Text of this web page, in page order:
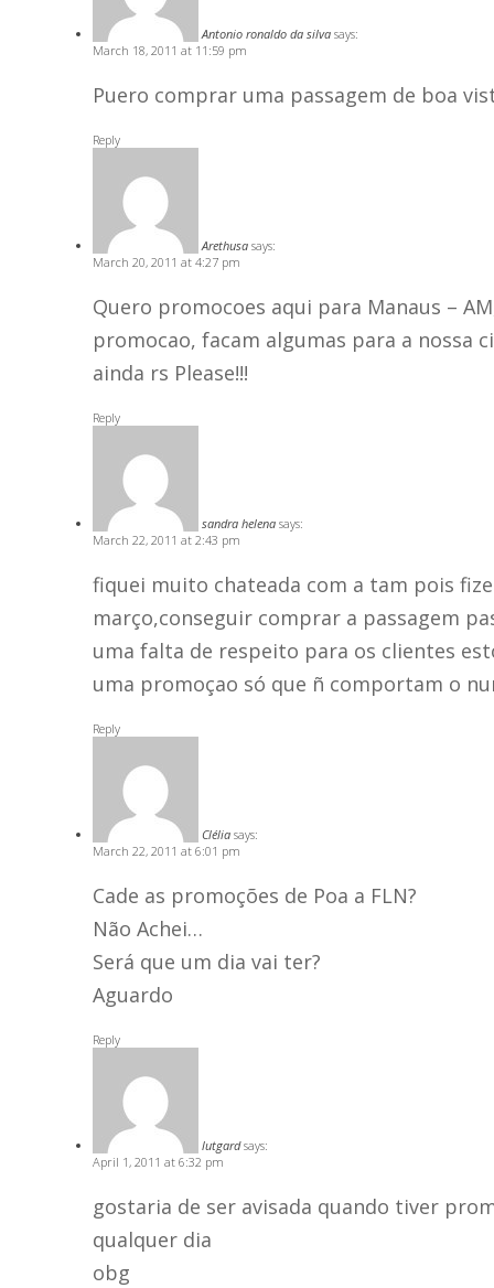
Antonio ronaldo da silva says:
March 18, 2011 at 11:59 pm
Puero comprar uma passagem de boa
Reply
Arethusa says:
March 20, 2011 at 4:27 pm
Quero promocoes aqui para Manaus –
promocao, facam algumas para a nossa
ainda rs Please!!!
Reply
sandra helena says:
March 22, 2011 at 2:43 pm
fiquei muito chateada com a tam pois
março,conseguir comprar a passagem
uma falta de respeito para os clientes
uma promoçao só que ñ comportam o
Reply
Clélia says:
March 22, 2011 at 6:01 pm
Cade as promoções de Poa a FLN?
Não Achei…
Será que um dia vai ter?
Aguardo
Reply
lutgard says:
April 1, 2011 at 6:32 pm
gostaria de ser avisada quando tiver
qualquer dia
obg